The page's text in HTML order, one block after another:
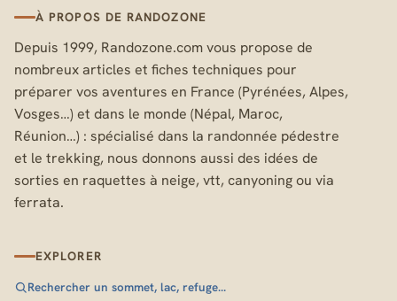
À PROPOS DE RANDOZONE
Depuis 1999, Randozone.com vous propose de
nombreux articles et fiches techniques pour
préparer vos aventures en France (Pyrénées, Alpes,
Vosges…) et dans le monde (Népal, Maroc,
Réunion…) : spécialisé dans la randonnée pédestre
et le trekking, nous donnons aussi des idées de
sorties en raquettes à neige, vtt, canyoning ou via
ferrata.
EXPLORER
Rechercher un sommet, lac, refuge…